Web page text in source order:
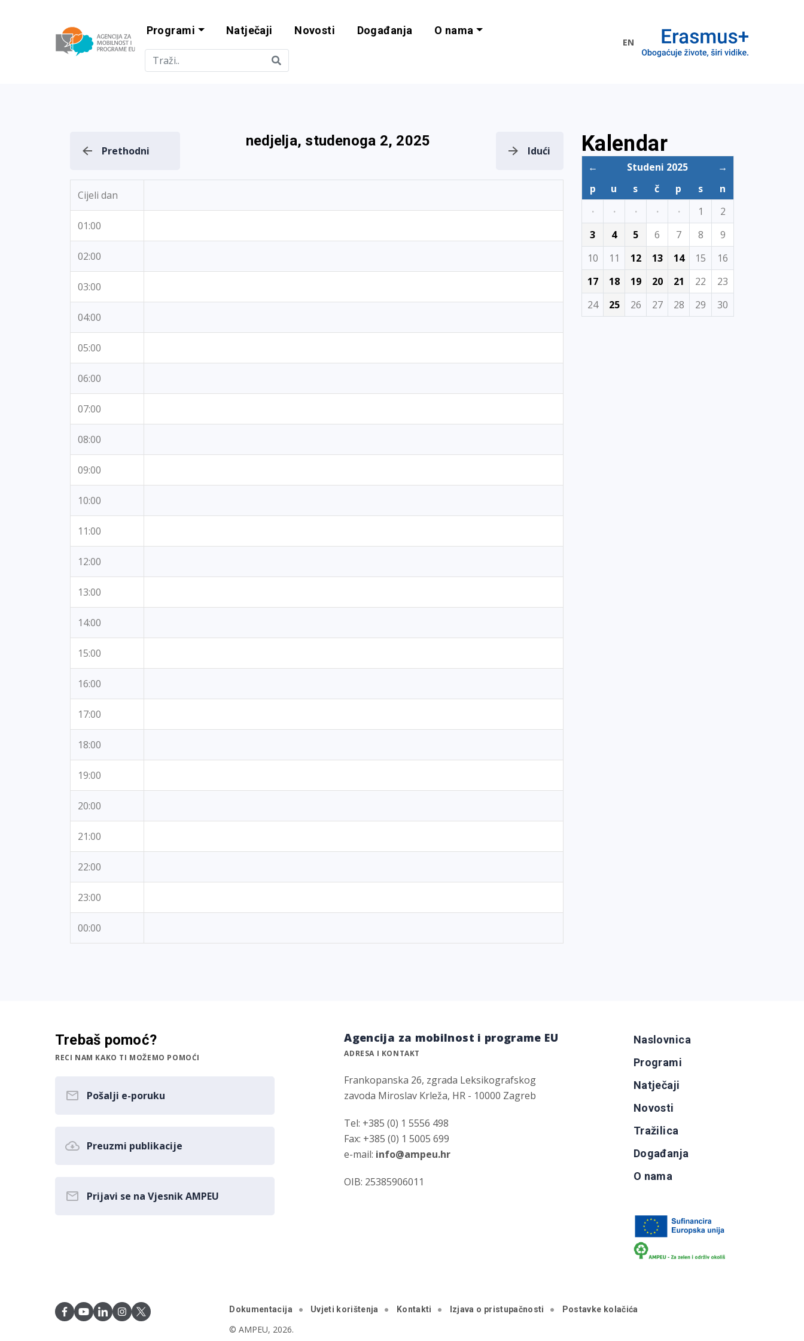
Agencija za mobilnost i programe EU
Programi Natječaji Novosti Događanja O nama
EN
Prethodni
nedjelja, studenoga 2, 2025
Idući
Cijeli dan
01:00
02:00
03:00
04:00
05:00
06:00
07:00
08:00
09:00
10:00
11:00
12:00
13:00
14:00
15:00
16:00
17:00
18:00
19:00
20:00
21:00
22:00
23:00
00:00
Kalendar
← Studeni 2025
→
p
u s č p s
n
·
· · · · 1
2
3
4 5 6 7 8
9
10
11 12 13 14 15
16
17
18 19 20 21 22
23
24
25 26 27 28 29 30
Trebaš pomoć?
RECI NAM KAKO TI MOŽEMO POMOĆI
Pošalji e-poruku
Preuzmi publikacije
Prijavi se na Vjesnik AMPEU
Agencija za mobilnost i programe EU
ADRESA I KONTAKT
Frankopanska 26, zgrada Leksikografskog
zavoda Miroslav Krleža, HR - 10000 Zagreb
Tel: +385 (0) 1 5556 498
Fax: +385 (0) 1 5005 699
e-mail: info@ampeu.hr
OIB: 25385906011
Naslovnica
Programi
Natječaji
Novosti
Tražilica
Događanja
O nama
Dokumentacija Uvjeti korištenja Kontakti Izjava o pristupačnosti Postavke kolačića
© AMPEU, 2026.